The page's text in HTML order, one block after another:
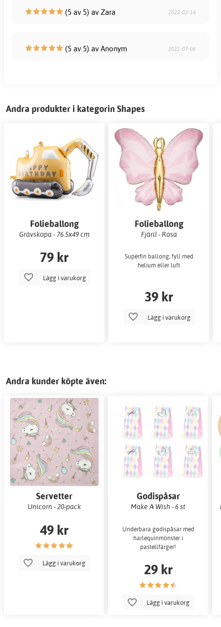
(5 av 5) av Zara 2022-02-14
(5 av 5) av Anonym 2021-07-06
Andra produkter i kategorin Shapes
Folieballong
Grävskopa - 76.5x49 cm
79 kr
Lägg i varukorg
Folieballong
Fjäril - Rosa
Superfin ballong, fyll med
helium eller luft
39 kr
Lägg i varukorg
Andra kunder köpte även:
Servetter
Unicorn - 20-pack
49 kr
Lägg i varukorg
Godispåsar
Make A Wish - 6 st
Underbara godispåsar med
harlequinmönster i
pastellfärger!
29 kr
Lägg i varukorg